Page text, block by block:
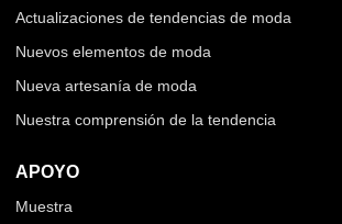
Actualizaciones de tendencias de moda
Nuevos elementos de moda
Nueva artesanía de moda
Nuestra comprensión de la tendencia
APOYO
Muestra